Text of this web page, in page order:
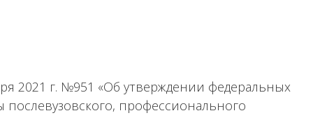
2021 г. №951 «Об утверждении федеральных
профессионального